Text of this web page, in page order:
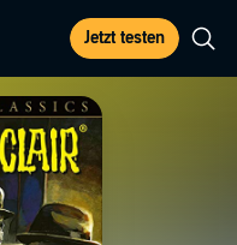
Jetzt testen